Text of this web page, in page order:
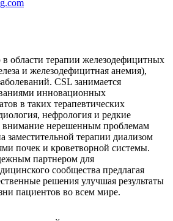
области терапии железодефицитных
и железодефицитная анемия),
CSL занимается
инновационных
в таких терапевтических
нефрология и редкие
внимание нерешенным проблемам
заместительной терапии диализом
почек и кроветворной системы.
партнером для
сообщества предлагая
решения улучшая результаты
пациентов во всем мире.